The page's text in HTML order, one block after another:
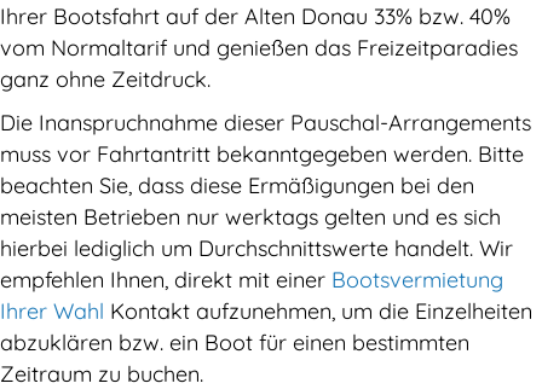
Ihrer Bootsfahrt auf der Alten Donau 33% bzw. 40%
vom Normaltarif und genießen das Freizeitparadies
ganz ohne Zeitdruck.
Die Inanspruchnahme dieser Pauschal-Arrangements
muss vor Fahrtantritt bekanntgegeben werden. Bitte
beachten Sie, dass diese Ermäßigungen bei den
meisten Betrieben nur werktags gelten und es sich
hierbei lediglich um Durchschnittswerte handelt. Wir
empfehlen Ihnen, direkt mit einer Bootsvermietung
Ihrer Wahl Kontakt aufzunehmen, um die Einzelheiten
abzuklären bzw. ein Boot für einen bestimmten
Zeitraum zu buchen.